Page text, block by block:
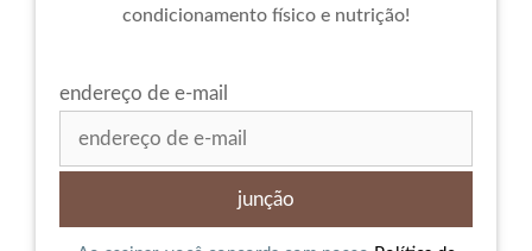
condicionamento físico e nutrição!
endereço de e-mail